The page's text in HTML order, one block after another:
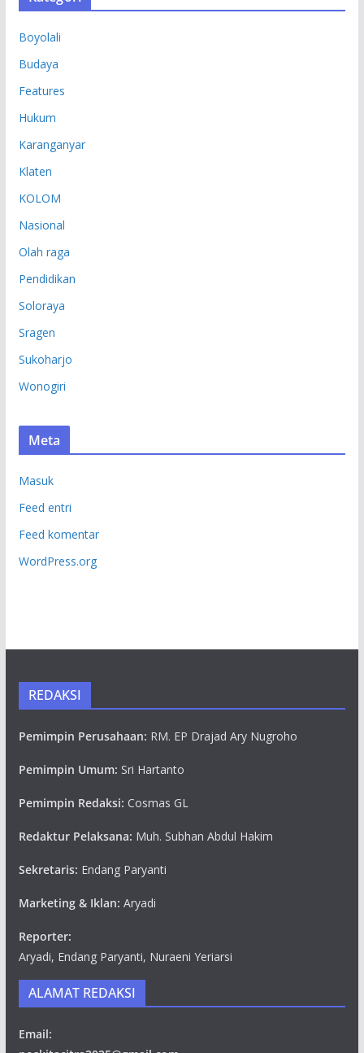
Boyolali
Budaya
Features
Hukum
Karanganyar
Klaten
KOLOM
Nasional
Olah raga
Pendidikan
Soloraya
Sragen
Sukoharjo
Wonogiri
Meta
Masuk
Feed entri
Feed komentar
WordPress.org
REDAKSI
Pemimpin Perusahaan: RM. EP Drajad Ary Nugroho
Pemimpin Umum: Sri Hartanto
Pemimpin Redaksi: Cosmas GL
Redaktur Pelaksana: Muh. Subhan Abdul Hakim
Sekretaris: Endang Paryanti
Marketing & Iklan: Aryadi
Reporter:
Aryadi, Endang Paryanti, Nuraeni Yeriarsi
ALAMAT REDAKSI
Email: